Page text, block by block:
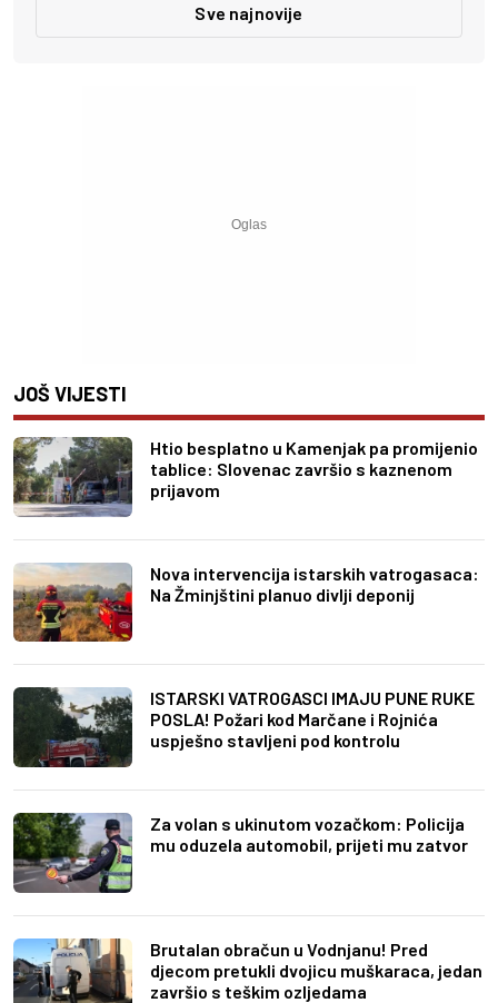
Sve najnovije
JOŠ VIJESTI
Htio besplatno u Kamenjak pa promijenio
tablice: Slovenac završio s kaznenom
prijavom
Nova intervencija istarskih vatrogasaca:
Na Žminjštini planuo divlji deponij
ISTARSKI VATROGASCI IMAJU PUNE RUKE
POSLA! Požari kod Marčane i Rojnića
uspješno stavljeni pod kontrolu
Za volan s ukinutom vozačkom: Policija
mu oduzela automobil, prijeti mu zatvor
Brutalan obračun u Vodnjanu! Pred
djecom pretukli dvojicu muškaraca, jedan
završio s teškim ozljedama